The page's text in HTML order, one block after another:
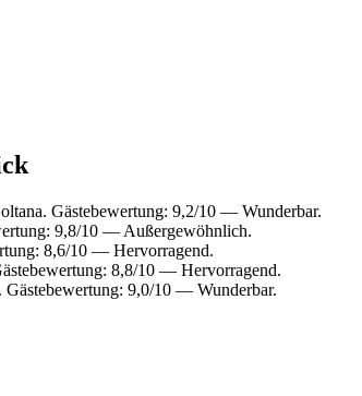
Gästebewertung: 9,2/10 — Wunderbar.
9,8/10 — Außergewöhnlich.
8,6/10 — Hervorragend.
8,8/10 — Hervorragend.
9,0/10 — Wunderbar.